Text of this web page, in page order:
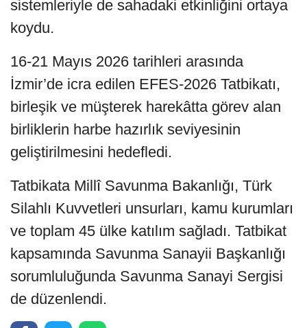
sistemleriyle de sahadaki etkinliğini ortaya
koydu.
16-21 Mayıs 2026 tarihleri arasında
İzmir’de icra edilen EFES-2026 Tatbikatı,
birleşik ve müşterek harekâtta görev alan
birliklerin harbe hazırlık seviyesinin
geliştirilmesini hedefledi.
Tatbikata Millî Savunma Bakanlığı, Türk
Silahlı Kuvvetleri unsurları, kamu kurumları
ve toplam 45 ülke katılım sağladı. Tatbikat
kapsamında Savunma Sanayii Başkanlığı
sorumluluğunda Savunma Sanayi Sergisi
de düzenlendi.